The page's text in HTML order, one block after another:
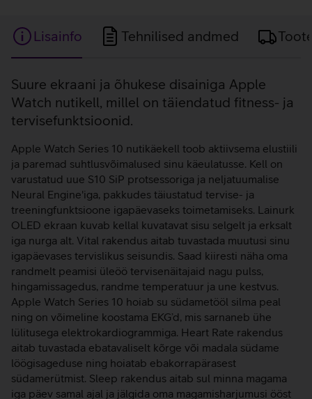
Lisainfo Tehnilised andmed
Lisainfo
Suure ekraani ja õhukese disainiga Apple
Watch nutikell, millel on täiendatud fitness- ja
tervisefunktsioonid.
Apple Watch Series 10 nutikäekell toob aktiivsema elustiili
ja paremad suhtlusvõimalused sinu käeulatusse. Kell on
varustatud uue S10 SiP protsessoriga ja neljatuumalise
Neural Engine'iga, pakkudes täiustatud tervise- ja
treeningfunktsioone igapäevaseks toimetamiseks. Lainurk
OLED ekraan kuvab kellal kuvatavat sisu selgelt ja erksalt
iga nurga alt. Vital rakendus aitab tuvastada muutusi sinu
igapäevases tervislikus seisundis. Saad kiiresti näha oma
randmelt peamisi üleöö tervisenäitajaid nagu pulss,
hingamissagedus, randme temperatuur ja une kestvus.
Apple Watch Series 10 hoiab su südametööl silma peal
ning on võimeline koostama EKG’d, mis sarnaneb ühe
lülitusega elektrokardiogrammiga. Heart Rate rakendus
aitab tuvastada ebatavaliselt kõrge või madala südame
löögisageduse ning hoiatab ebakorrapärasest
südamerütmist. Sleep rakendus aitab sul minna magama
iga päev samal ajal ja jälgida oma magamisharjumusi ööst